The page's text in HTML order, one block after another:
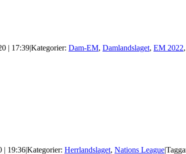
| 17:39|Kategorier: Dam-EM, Damlandslaget, EM 2022,
| 19:36|Kategorier: Herrlandslaget, Nations League|